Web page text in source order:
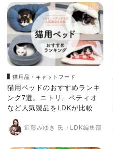
猫用品・キャットフード
猫用ベッドのおすすめランキ
ング7選。ニトリ、ペティオ
など人気製品をLDKが比較
近藤みゆき 氏 LDK編集部